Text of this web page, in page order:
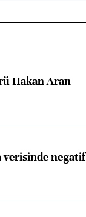
Hakan Aran
verisinde negatif